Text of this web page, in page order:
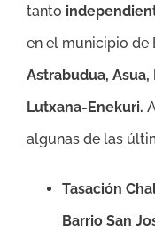
tanto
en el municipio de
Astrabudua,
Lutxana-Enekuri.
algunas de las
Tasación
Barrio San